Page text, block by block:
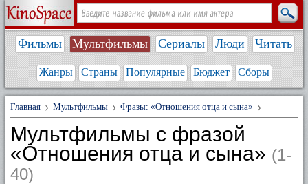
Фильмы Мультфильмы Сериалы Люди Читать
Жанры Страны Популярные Бюджет Сборы
Главная Мультфильмы Фразы: «Отношения отца и сына»
Мультфильмы с фразой
«Отношения отца и сына» (1-
40)